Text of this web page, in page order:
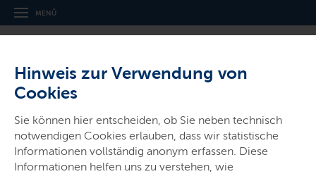
Hinweis zur Verwendung von
Cookies
Sie können hier entscheiden, ob Sie neben technisch
notwendigen Cookies erlauben, dass wir statistische
Informationen vollständig anonym erfassen. Diese
Informationen helfen uns zu verstehen, wie
MENÜ
Gerichte & Justizbehörden